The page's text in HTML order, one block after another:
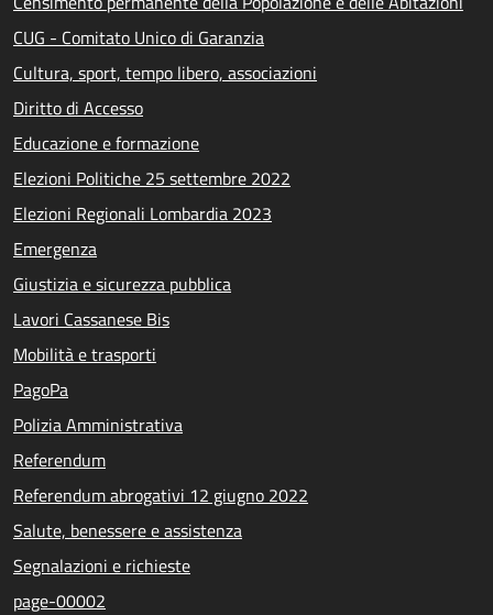
CUG - Comitato Unico di Garanzia
Cultura, sport, tempo libero, associazioni
Diritto di Accesso
Educazione e formazione
Elezioni Politiche 25 settembre 2022
Elezioni Regionali Lombardia 2023
Emergenza
Giustizia e sicurezza pubblica
Lavori Cassanese Bis
Mobilità e trasporti
PagoPa
Polizia Amministrativa
Referendum
Referendum abrogativi 12 giugno 2022
Salute, benessere e assistenza
Segnalazioni e richieste
page-00002